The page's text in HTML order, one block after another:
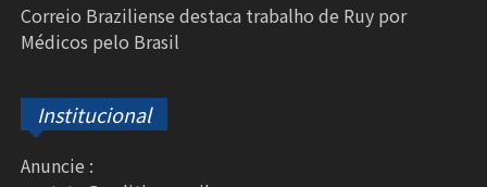
Correio Braziliense destaca trabalho de Ruy por
Médicos pelo Brasil
Institucional
Anuncie :